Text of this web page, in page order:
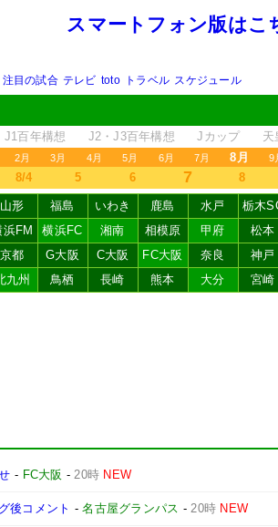
スマートフォン版はこ
注目の試合 テレビ toto トラベル スケジュール
J1百年構想 J2・J3百年構想 Jカップ 天
2月 3月 4月 5月 6月 7月 8月 9
8/4 5 6 7 8
山形 福島 いわき 鹿島 水戸 栃木
浜FM 横浜FC 湘南 相模原 甲府 松本
京都 G大阪 C大阪 FC大阪 奈良 神戸
九州 鳥栖 長崎 熊本 大分 宮崎
- FC大阪 -20時 NEW
後コメント -名古屋グランパス -20時 NEW